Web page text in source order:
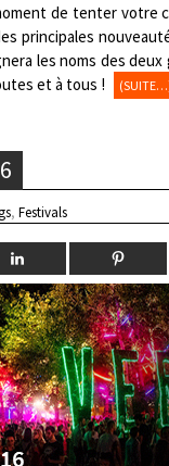
de tenter votre
principales
les noms des
et à tous !
,Festivals